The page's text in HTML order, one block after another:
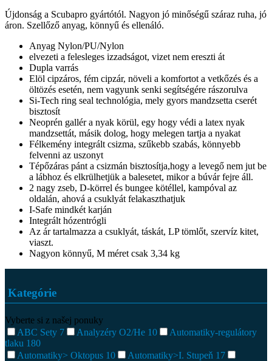
Újdonság a Scubapro gyártótól. Nagyon jó minőségű száraz ruha, jó
áron. Szellőző anyag, könnyű és ellenáló.
Anyag Nylon/PU/Nylon
elvezeti a felesleges izzadságot, vizet nem ereszti át
Dupla varrás
Elöl cipzáros, fém cipzár, növeli a komfortot a vetkőzés és a
öltözés esetén, nem vagyunk senki segítségére rászorulva
Si-Tech ring seal technológia, mely gyors mandzsetta cserét
bisztosít
Neoprén gallér a nyak körül, egy hogy védi a latex nyak
mandzsettát, másik dolog, hogy melegen tartja a nyakat
Félkemény integrált csizma, szűkebb szabás, könnyebb
felvenni az uszonyt
Tépőzáras pánt a csizmán bisztosítja,hogy a levegő nem jut be
a lábhoz és elkrülhetjük a balesetet, mikor a búvár fejre áll.
2 nagy zseb, D-körrel és bungee kötéllel, kampóval az
oldalán, ahová a csuklyát felakaszthatjuk
I-Safe mindkét karján
Integrált hózentrógli
Az ár tartalmazza a csuklyát, táskát, LP tömlőt, szervíz kitet,
viaszt.
Nagyon könnyű, M méret csak 3,34 kg
Kategórie
Vyberte si z našej ponuky
ABC Sety 7 Analyzéry O2/He 10
Automatiky-regulátory
tlaku 180
Automatiky> Oktopus 10 Automatiky>I. Stupeň 17